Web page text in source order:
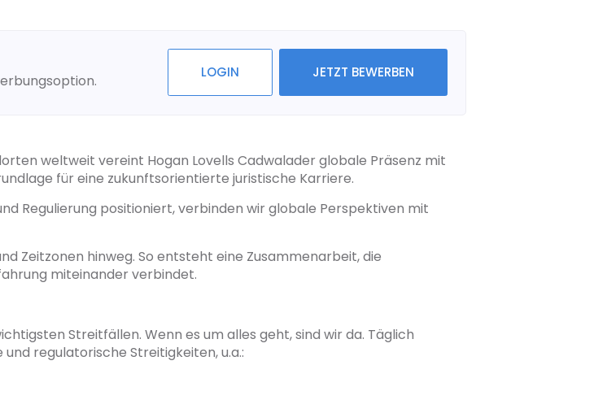
LOGIN JETZT BEWERBEN
weltweit vereint Hogan Lovells Cadwalader globale Präsenz mit
für eine zukunftsorientierte juristische Karriere.
Regulierung positioniert, verbinden wir globale Perspektiven mit
Zeitzonen hinweg. So entsteht eine Zusammenarbeit, die
miteinander verbindet.
Streitfällen. Wenn es um alles geht, sind wir da. Täglich
regulatorische Streitigkeiten, u.a.: